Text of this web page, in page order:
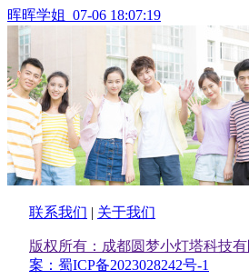
晖晖学姐 07-06 18:07:19
联系我们 | 关于我们
版权所有：成都圆梦小灯塔科技有
案：蜀ICP备2023028242号-1